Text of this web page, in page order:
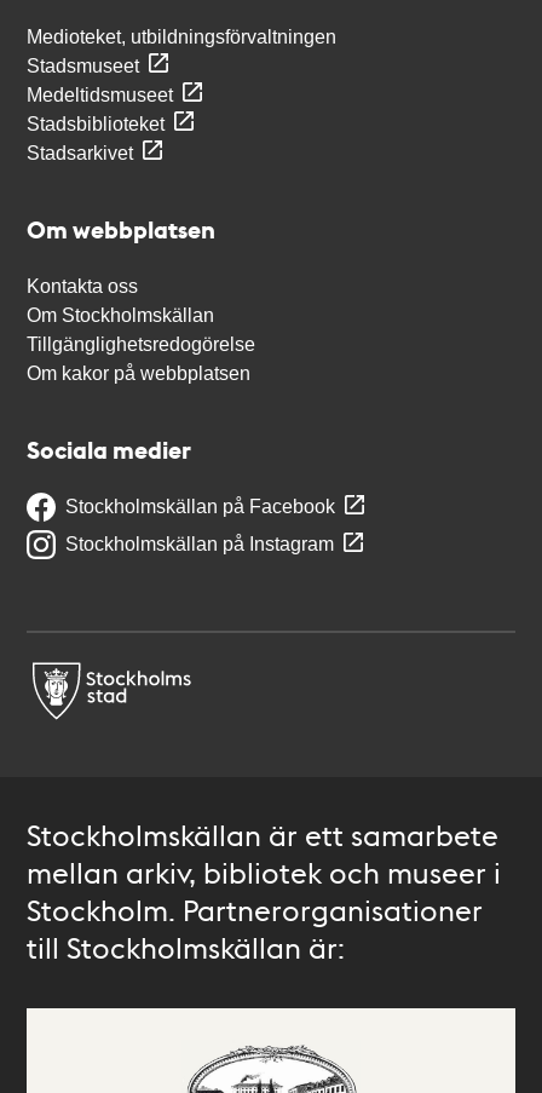
Medioteket, utbildningsförvaltningen
Stadsmuseet
Medeltidsmuseet
Stadsbiblioteket
Stadsarkivet
Om webbplatsen
Kontakta oss
Om Stockholmskällan
Tillgänglighetsredogörelse
Om kakor på webbplatsen
Sociala medier
Stockholmskällan på Facebook
Stockholmskällan på Instagram
Stockholmskällan är ett samarbete
mellan arkiv, bibliotek och museer i
Stockholm. Partnerorganisationer
till Stockholmskällan är: